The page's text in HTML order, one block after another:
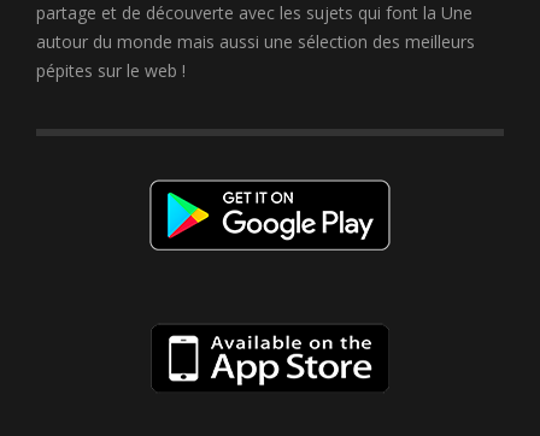
partage et de découverte avec les sujets qui font la Une
autour du monde mais aussi une sélection des meilleurs
pépites sur le web !